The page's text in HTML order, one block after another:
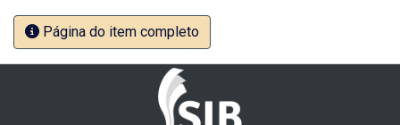
Página do item completo